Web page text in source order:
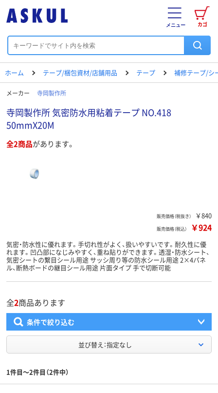
カゴ
メニュー
ホーム テープ/梱包資材/店舗用品 テープ 補修テープ/シ
メーカー 寺岡製作所
寺岡製作所 気密防水用粘着テープ NO.418
50mmX20M
全2商品があります。
販売価格（税抜き） ￥840
販売価格（税込） ￥924
気密・防水性に優れます。手切れ性がよく、扱いやすいです。耐久性に優
れます。凹凸部になじみやすく、重ね貼りができます。透湿・防水シート、
気密シートの繋目シール用途 サッシ周り等の防水シール用途 2×4パネ
ル、断熱ボードの継目シール用途 片面タイプ 手で切断可能
全2商品あります
条件で絞り込む
並び替え：指定なし
1件目～2件目（2件中）